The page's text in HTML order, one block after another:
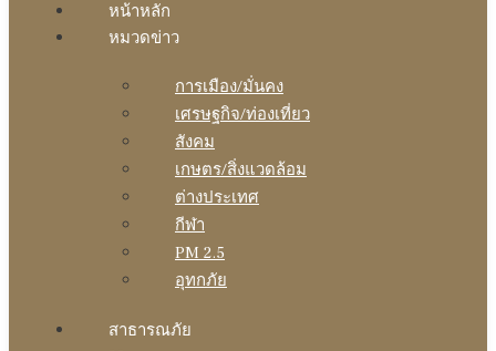
หน้าหลัก
หมวดข่าว
การเมือง/มั่นคง
เศรษฐกิจ/ท่องเที่ยว
สังคม
เกษตร/สิ่งแวดล้อม
ต่างประเทศ
กีฬา
PM 2.5
อุทกภัย
สาธารณภัย